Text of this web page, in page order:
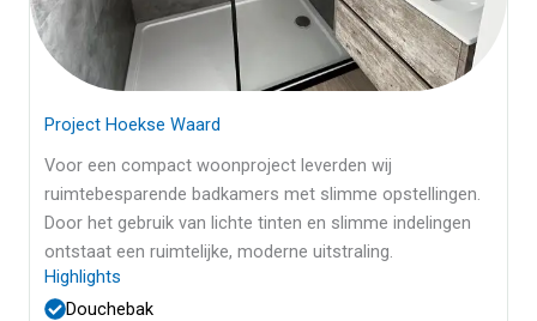
Project Hoekse Waard
Voor een compact woonproject leverden wij
ruimtebesparende badkamers met slimme opstellingen.
Door het gebruik van lichte tinten en slimme indelingen
ontstaat een ruimtelijke, moderne uitstraling.
Highlights
Douchebak